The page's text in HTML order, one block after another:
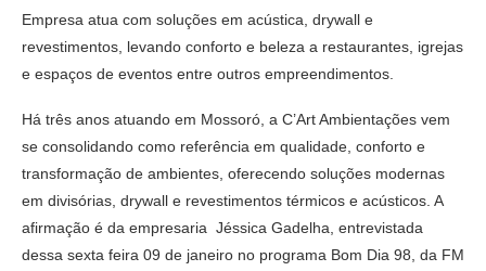
Empresa atua com soluções em acústica, drywall e
revestimentos, levando conforto e beleza a restaurantes, igrejas
e espaços de eventos entre outros empreendimentos.
Há três anos atuando em Mossoró, a C’Art Ambientações vem
se consolidando como referência em qualidade, conforto e
transformação de ambientes, oferecendo soluções modernas
em divisórias, drywall e revestimentos térmicos e acústicos. A
afirmação é da empresaria Jéssica Gadelha, entrevistada
dessa sexta feira 09 de janeiro no programa Bom Dia 98, da FM